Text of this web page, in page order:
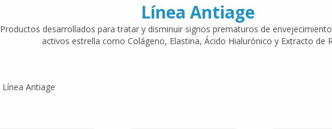
Línea Antiage
Productos desarrollados para tratar y disminuir signos prematuros de
activos estrella como Colágeno, Elastina, Ácido Hialurónico y Extracto de
Línea Antiage